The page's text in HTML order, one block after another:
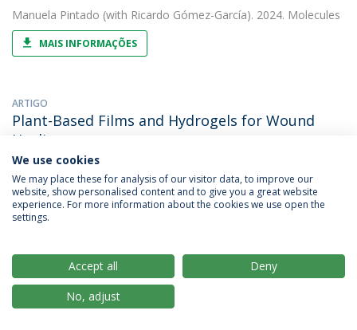
Manuela Pintado (with Ricardo Gómez-García). 2024. Molecules
MAIS INFORMAÇÕES
ARTIGO
Plant-Based Films and Hydrogels for Wound
Healing
Freni Kekhasharú Tavaria
Lopes). 2024. Microorganisms
MAIS INFORMAÇÕES
Polyphenol-Rich Extracts and Essential Oil from
Egyptian Grapefruit Peel as Potential
We use cookies
We may place these for analysis of our visitor data, to improve our
website, show personalised content and to give you a great website
experience. For more information about the cookies we use open the
settings.
Accept all
Deny
No, adjust